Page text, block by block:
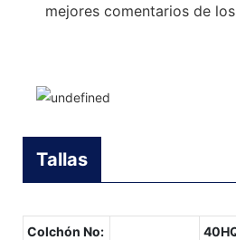
mejores comentarios de
Tallas
Colchón No: